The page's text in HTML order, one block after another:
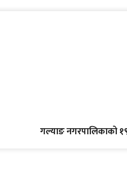
गल्याङ नगरपालिकाको